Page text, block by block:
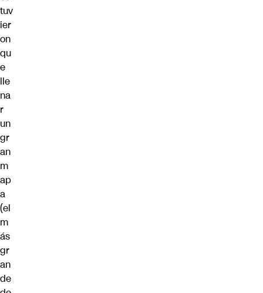
tuv
ier
on
qu
e
lle
na
r
un
gr
an
m
ap
a
(el
m
ás
gr
an
de